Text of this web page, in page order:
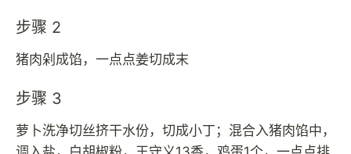
步骤 2
猪肉剁成馅，一点点姜切成末
步骤 3
萝卜洗净切丝挤干水份，切成小丁；混合入猪肉馅中，